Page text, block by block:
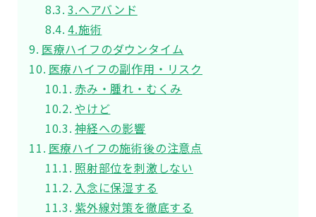
3.ヘアバンド
4.施術
医療ハイフのダウンタイム
医療ハイフの副作用・リスク
赤み・腫れ・むくみ
やけど
神経への影響
医療ハイフの施術後の注意点
照射部位を刺激しない
入念に保湿する
紫外線対策を徹底する